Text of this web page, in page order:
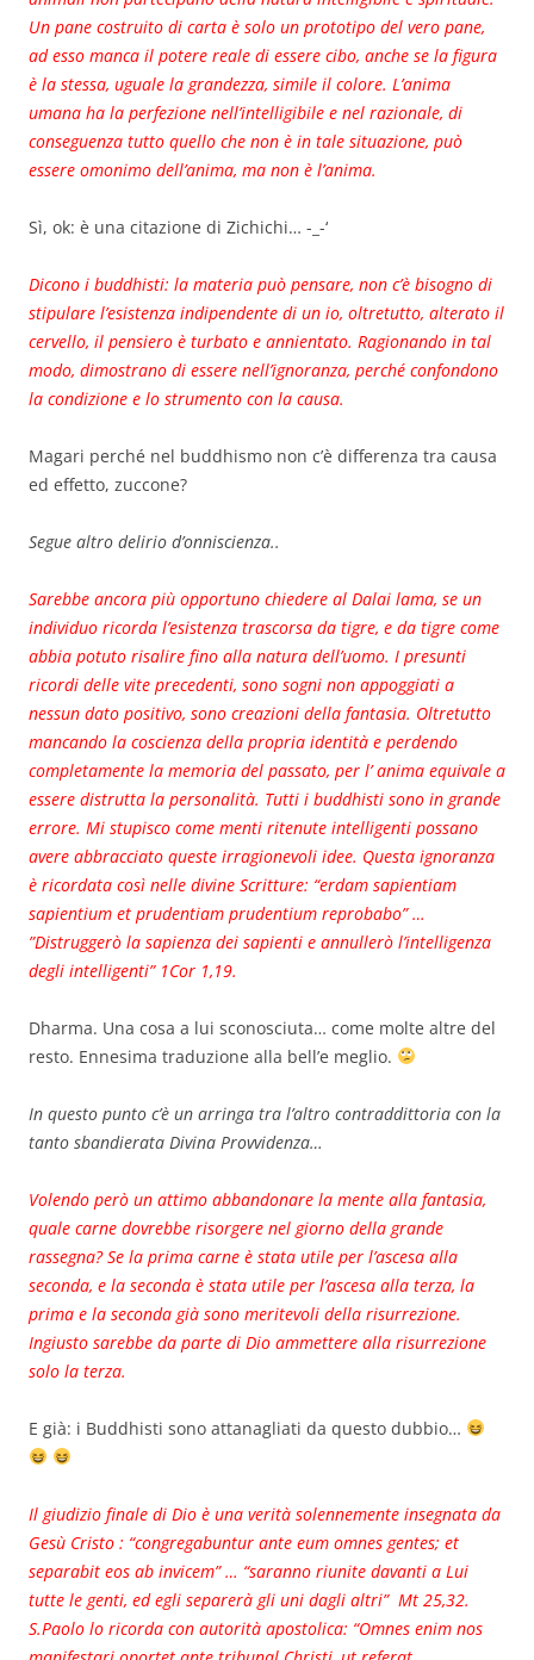
Un pane costruito di carta è solo un prototipo del vero pane,
ad esso manca il potere reale di essere cibo, anche se la figura
è la stessa, uguale la grandezza, simile il colore. L’anima
umana ha la perfezione nell’intelligibile e nel razionale, di
conseguenza tutto quello che non è in tale situazione, può
essere omonimo dell’anima, ma non è l’anima.
Sì, ok: è una citazione di Zichichi… -_-‘
Dicono i buddhisti: la materia può pensare, non c’è bisogno di
stipulare l’esistenza indipendente di un io, oltretutto, alterato il
cervello, il pensiero è turbato e annientato. Ragionando in tal
modo, dimostrano di essere nell’ignoranza, perché confondono
la condizione e lo strumento con la causa.
Magari perché nel buddhismo non c’è differenza tra causa
ed effetto, zuccone?
Segue altro delirio d’onniscienza..
Sarebbe ancora più opportuno chiedere al Dalai lama, se un
individuo ricorda l’esistenza trascorsa da tigre, e da tigre come
abbia potuto risalire fino alla natura dell’uomo. I presunti
ricordi delle vite precedenti, sono sogni non appoggiati a
nessun dato positivo, sono creazioni della fantasia. Oltretutto
mancando la coscienza della propria identità e perdendo
completamente la memoria del passato, per l’ anima equivale a
essere distrutta la personalità. Tutti i buddhisti sono in grande
errore. Mi stupisco come menti ritenute intelligenti possano
avere abbracciato queste irragionevoli idee. Questa ignoranza
è ricordata così nelle divine Scritture: “erdam sapientiam
sapientium et prudentiam prudentium reprobabo” …
”Distruggerò la sapienza dei sapienti e annullerò l’intelligenza
degli intelligenti” 1Cor 1,19.
Dharma. Una cosa a lui sconosciuta… come molte altre del
resto. Ennesima traduzione alla bell’e meglio.
In questo punto c’è un arringa tra l’altro contraddittoria con la
tanto sbandierata Divina Provvidenza…
Volendo però un attimo abbandonare la mente alla fantasia,
quale carne dovrebbe risorgere nel giorno della grande
rassegna? Se la prima carne è stata utile per l’ascesa alla
seconda, e la seconda è stata utile per l’ascesa alla terza, la
prima e la seconda già sono meritevoli della risurrezione.
Ingiusto sarebbe da parte di Dio ammettere alla risurrezione
solo la terza.
E già: i Buddhisti sono attanagliati da questo dubbio…
Il giudizio finale di Dio è una verità solennemente insegnata da
Gesù Cristo : “congregabuntur ante eum omnes gentes; et
separabit eos ab invicem” … “saranno riunite davanti a Lui
tutte le genti, ed egli separerà gli uni dagli altri” Mt 25,32.
S.Paolo lo ricorda con autorità apostolica: “Omnes enim nos